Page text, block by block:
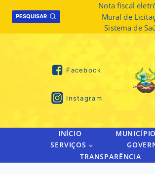
PESQUISAR
Nota fiscal
Mural de
Sistema de
Facebook
Instagram
INÍCIO
MUNICÍPIO
SERVIÇOS
TRANSPARÊNCIA